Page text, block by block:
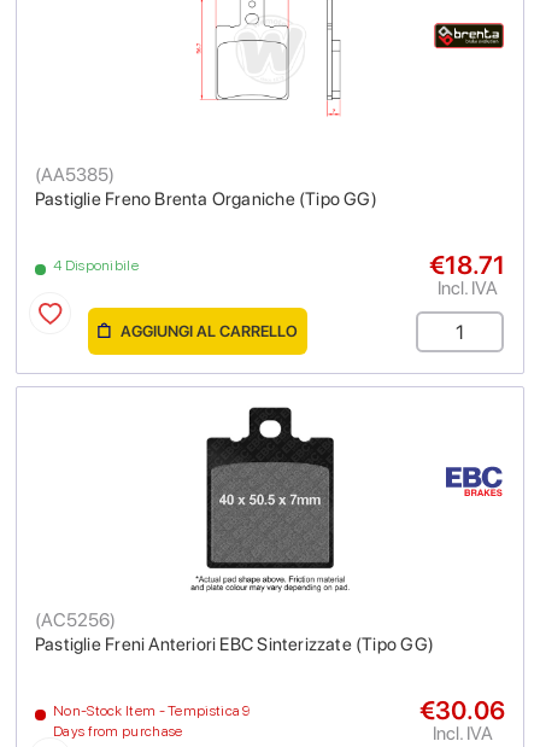
Pastiglie Freno Brenta Organiche (Tipo GG)
(AA5385)
4 Disponibile €18.71
Incl. IVA
AGGIUNGI AL CARRELLO
Pastiglie Freni Anteriori EBC Sinterizzate (Tipo GG)
(AC5256)
Non-Stock Item - Tempistica 9
Days from purchase
€30.06
Incl. IVA